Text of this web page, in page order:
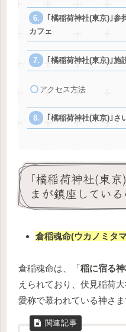
｢橘稲荷神社(東京)｣参
カフェ
｢橘稲荷神社(東京)｣施
アクセス方法
｢橘稲荷神社(東京)｣さ
｢橘稲荷神社(東
まが鎮座してい
倉稲魂命(ウカノミタ
倉稲魂命は、「稲に宿る
えられており、伏見稲荷
愛称で慕われている神さま